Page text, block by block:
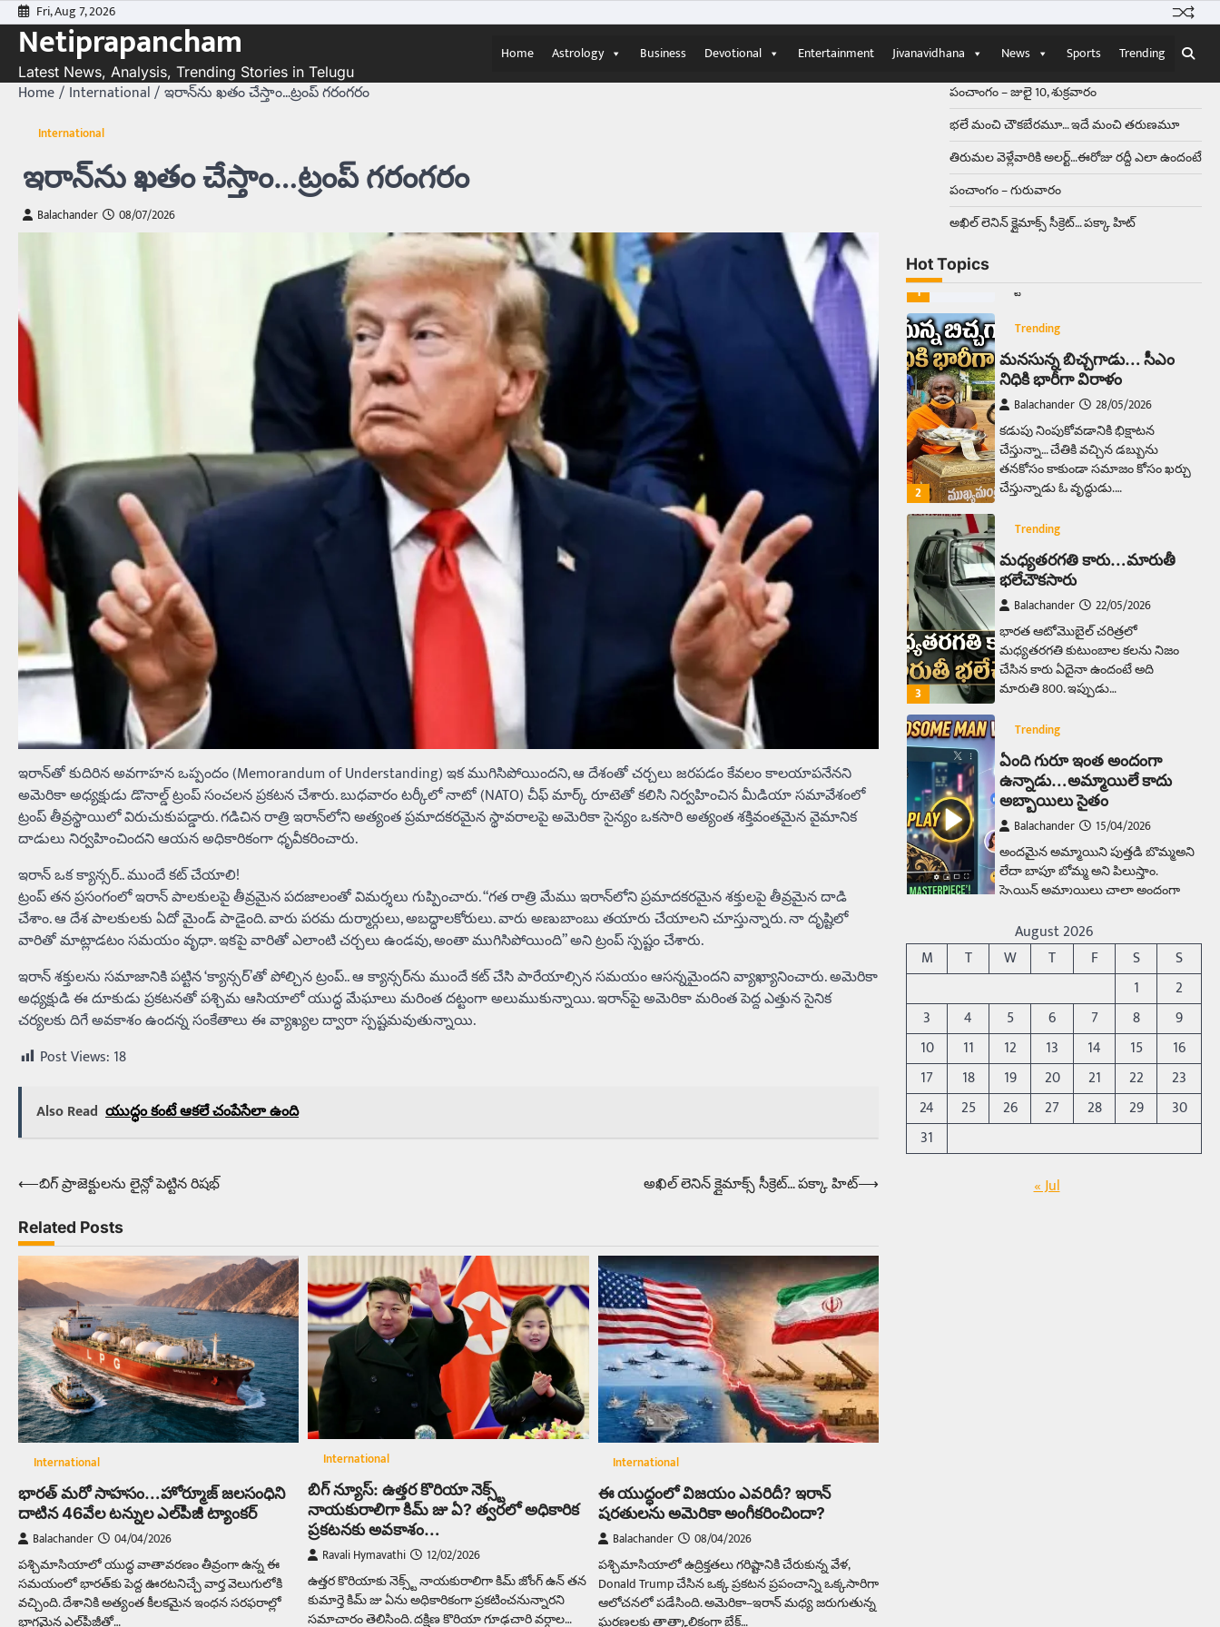
Skip
to
content
Fri, Aug 7, 2026
Netiprapancham
Latest News, Analysis, Trending Stories in Telugu
Home Astrology Business Devotional Entertainment Jivanavidhana News Sports Trending
Home International ఇరాన్‌ను ఖతం చేస్తాం…ట్రంప్‌ గరంగరం
International
ఇరాన్‌ను ఖతం చేస్తాం…ట్రంప్‌ గరంగరం
Balachander 08/07/2026
ఇరాన్‌తో కుదిరిన అవగాహన ఒప్పందం (Memorandum of Understanding) ఇక ముగిసిపోయిందని, ఆ దేశంతో చర్చలు జరపడం కేవలం కాలయాపనేనని
అమెరికా అధ్యక్షుడు డొనాల్డ్ ట్రంప్ సంచలన ప్రకటన చేశారు. బుధవారం టర్కీలో నాటో (NATO) చీఫ్ మార్క్ రూటెతో కలిసి నిర్వహించిన మీడియా సమావేశంలో
ట్రంప్ తీవ్రస్థాయిలో విరుచుకుపడ్డారు. గడిచిన రాత్రి ఇరాన్‌లోని అత్యంత ప్రమాదకరమైన స్థావరాలపై అమెరికా సైన్యం ఒకసారి అత్యంత శక్తివంతమైన వైమానిక
దాడులు నిర్వహించిందని ఆయన అధికారికంగా ధృవీకరించారు.
ఇరాన్ ఒక క్యాన్సర్.. ముందే కట్ చేయాలి!
ట్రంప్ తన ప్రసంగంలో ఇరాన్ పాలకులపై తీవ్రమైన పదజాలంతో విమర్శలు గుప్పించారు. “గత రాత్రి మేము ఇరాన్‌లోని ప్రమాదకరమైన శక్తులపై తీవ్రమైన దాడి
చేశాం. ఆ దేశ పాలకులకు ఏదో మైండ్ పాడైంది. వారు పరమ దుర్మార్గులు, అబద్ధాలకోరులు. వారు అణుబాంబు తయారు చేయాలని చూస్తున్నారు. నా దృష్టిలో
వారితో మాట్లాడటం సమయం వృధా. ఇకపై వారితో ఎలాంటి చర్చలు ఉండవు, అంతా ముగిసిపోయింది” అని ట్రంప్ స్పష్టం చేశారు.
ఇరాన్ శక్తులను సమాజానికి పట్టిన ‘క్యాన్సర్’‌తో పోల్చిన ట్రంప్.. ఆ క్యాన్సర్‌ను ముందే కట్ చేసి పారేయాల్సిన సమయం ఆసన్నమైందని వ్యాఖ్యానించారు. అమెరికా
అధ్యక్షుడి ఈ దూకుడు ప్రకటనతో పశ్చిమ ఆసియాలో యుద్ధ మేఘాలు మరింత దట్టంగా అలుముకున్నాయి. ఇరాన్‌పై అమెరికా మరింత పెద్ద ఎత్తున సైనిక
చర్యలకు దిగే అవకాశం ఉందన్న సంకేతాలు ఈ వ్యాఖ్యల ద్వారా స్పష్టమవుతున్నాయి.
Post Views: 18
Also Read యుద్ధం కంటే ఆకలే చంపేసేలా ఉంది
Post
⟵బిగ్‌ ప్రాజెక్టులను లైన్లో పెట్టిన రిషభ్‌ అఖిల్‌ లెనిన్ క్లైమాక్స్‌ సీక్రెట్‌… పక్కా హిట్‌⟶
Related Posts
International
భారత్‌ మరో సాహసం…హోర్మూజ్‌ జలసంధిని
దాటిన 46వేల టన్నుల ఎల్‌పీజీ ట్యాంకర్‌
Balachander
04/04/2026
పశ్చిమాసియాలో యుద్ధ వాతావరణం తీవ్రంగా ఉన్న ఈ
సమయంలో భారత్‌కు పెద్ద ఊరటనిచ్చే వార్త వెలుగులోకి
వచ్చింది. దేశానికి అత్యంత కీలకమైన ఇంధన సరఫరాల్లో
భాగమైన ఎల్‌పీజీతో…
International
బిగ్ న్యూస్: ఉత్తర కొరియా నెక్స్ట్
నాయకురాలిగా కిమ్ జు ఏ? త్వరలో అధికారిక
ప్రకటనకు అవకాశం…
Ravali Hymavathi
12/02/2026
ఉత్తర కొరియాకు నెక్స్ట్ నాయకురాలిగా కిమ్ జోంగ్ ఉన్ తన
కుమార్తె కిమ్ జు ఏను అధికారికంగా ప్రకటించనున్నారని
సమాచారం తెలిసింది. దక్షిణ కొరియా గూఢచారి వర్గాల…
International
ఈ యుద్ధంలో విజయం ఎవరిదీ? ఇరాన్‌
షరతులను అమెరికా అంగీకరించిందా?
Balachander
08/04/2026
పశ్చిమాసియాలో ఉద్రిక్తతలు గరిష్టానికి చేరుకున్న వేళ,
Donald Trump చేసిన ఒక్క ప్రకటన ప్రపంచాన్ని ఒక్కసారిగా
ఆలోచనలో పడేసింది. అమెరికా–ఇరాన్ మధ్య జరుగుతున్న
ఘర్షణలకు తాత్కాలికంగా బ్రేక్…
పంచాంగం – జులై 10, శుక్రవారం
భలే మంచి చౌకబేరమూ… ఇదే మంచి తరుణమూ
తిరుమల వెళ్లేవారికి అలర్ట్‌…ఈరోజు రద్దీ ఎలా ఉందంటే
పంచాంగం – గురువారం
అఖిల్‌ లెనిన్ క్లైమాక్స్‌ సీక్రెట్‌… పక్కా హిట్‌
Hot Topics
5
వింతైన రోడ్డు ప్రమాదం చోటుచేసుకుంది.
వేల సంఖ్యలో బీరు…
1
Trending
అక్కడ ఆదివారం బట్టలు
ఉతికితే…జైలుకే
Balachander
13/06/2026
ఆదివారం వచ్చిందంటే చాలు
సామాన్యుడి నుండి సాఫ్ట్‌వేర్ ఉద్యోగి
వరకు అందరికీ గుర్తొచ్చే మొదటి పని
2
Trending
మనసున్న బిచ్చగాడు… సీఎం
నిధికి భారీగా విరాళం
Balachander
28/05/2026
కడుపు నింపుకోవడానికి భిక్షాటన
చేస్తున్నా… చేతికి వచ్చిన డబ్బును
తనకోసం కాకుండా సమాజం కోసం ఖర్చు
చేస్తున్నాడు ఓ వృద్ధుడు.…
3
Trending
మధ్యతరగతి కారు…మారుతీ
భలేచౌకసారు
Balachander
భారత ఆటోమొబైల్ చరిత్రలో
మధ్యతరగతి కుటుంబాల కలను నిజం
చేసిన కారు ఏదైనా ఉందంటే అది
మారుతి 800. ఇప్పుడు…
4
ఏంది గురూ ఇంత అందంగా
ఉన్నాడు…అమ్మాయిలే కాదు
అబ్బాయిలు సైతం
Balachander
15/04/2026
అందమైన అమ్మాయిని పుత్తడి బొమ్మఅని
లేదా బాపూ బోమ్మ అని పిలుస్తాం.
స్పెయిన్‌ అమ్మాయిలు చాలా అందంగా
ఉంటారనే నానుడి…
రోడ్డుపై ఏరులై పారిన బీర్లు…
ఘాటుతో మండుతున్న నోర్లు
15/04/2026
ఉత్తర ప్రదేశ్‌లోని ఝాన్సీ జిల్లాలో ఒక
వింతైన రోడ్డు ప్రమాదం చోటుచేసుకుంది.
ఝాన్సీ–కాన్పూర్ జాతీయ రహదారిపై
వేల సంఖ్యలో బీరు…
Trending
అక్కడ ఆదివారం బట్టలు
Balachander
August 2026
M
T W T F S
S
1
2
3
4 5 6 7 8
9
10
11 12 13 14 15
16
17
18 19 20 21 22
23
24
25 26 27 28 29
30
31
« Jul